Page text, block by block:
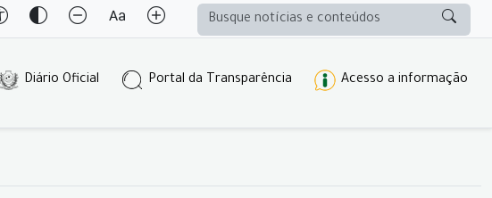
Diário Oficial Portal da Transparência Acesso a informação